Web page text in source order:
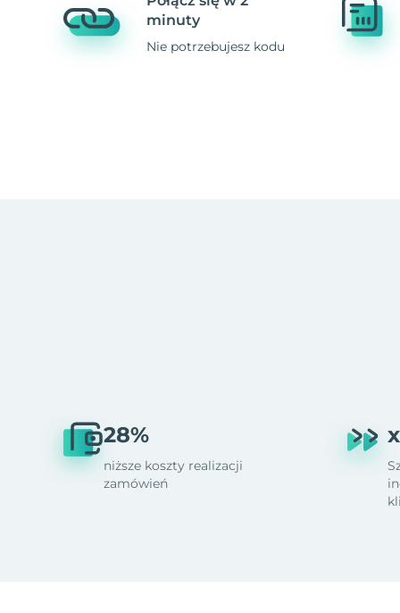
minuty
Nie potrzebujesz kodu
28%
niższe koszty realizacji
zamówień